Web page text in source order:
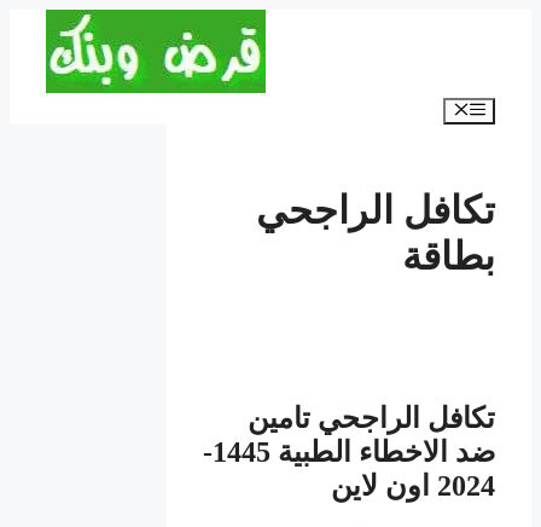
القائمة
تكافل الراجحي
بطاقة
تكافل الراجحي تامين
ضد الاخطاء الطبية 1445-
2024 اون لاين